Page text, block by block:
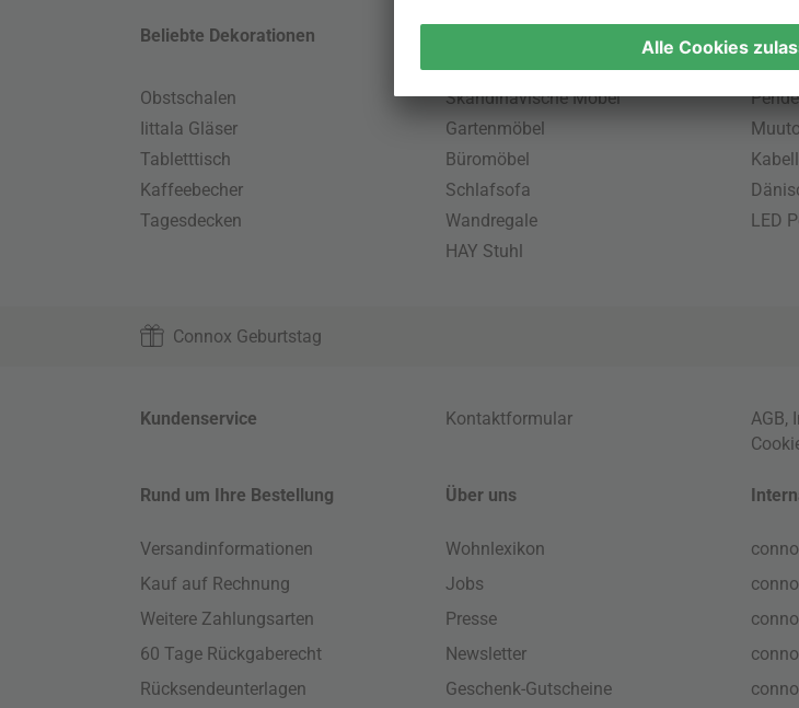
Beliebte Dekorationen
Obstschalen
Iittala Gläser
Tabletttisch
Kaffeebecher
Tagesdecken
Skandinavische Möbel
Gartenmöbel
Büromöbel
Schlafsofa
Wandregale
HAY Stuhl
LED
Connox Geburtstag
Kundenservice Kontaktformular AGB,
Rund um Ihre Bestellung
Versandinformationen
Kauf auf Rechnung
Weitere Zahlungsarten
60 Tage Rückgaberecht
Rücksendeunterlagen
Über uns
Wohnlexikon
Jobs
Presse
Newsletter
Geschenk-Gutscheine